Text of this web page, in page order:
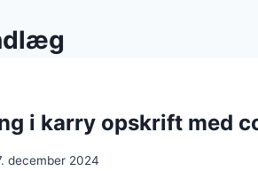
i karry opskrift med
december 2024